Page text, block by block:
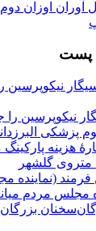
پست
نیکوپرسین را
متروی گلشهر
مجلس مردم
سخنان بزرگان